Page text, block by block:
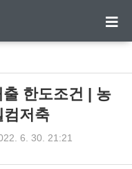
한도조건 | 농
컴저축
6. 30. 21:21